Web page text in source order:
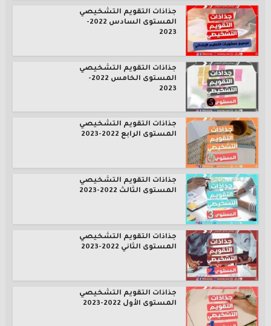
جذاذات التقويم التشخيصي
المستوى السادس 2022-
2023
جذاذات التقويم التشخيصي
المستوى الخامس 2022-
2023
جذاذات التقويم التشخيصي
المستوى الرابع 2022-2023
جذاذات التقويم التشخيصي
المستوى الثالث 2022-2023
جذاذات التقويم التشخيصي
المستوى الثاني 2022-2023
جذاذات التقويم التشخيصي
المستوى الأول 2022-2023